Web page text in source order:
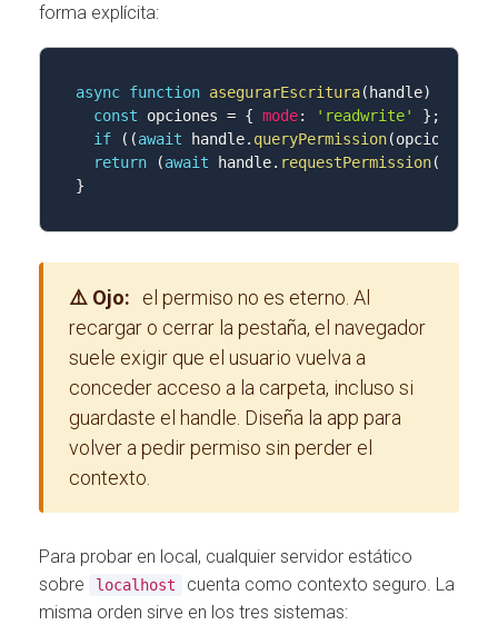
forma explícita:
async function asegurarEscritura( handle)
const opciones = { mode: 'readwrite' } ;
if
( (await handle. queryPermission(opciones
return
(await handle. requestPermission(
}
⚠️ Ojo:
el permiso no es eterno. Al
recargar o cerrar la pestaña, el navegador
suele exigir que el usuario vuelva a
conceder acceso a la carpeta, incluso si
guardaste el handle. Diseña la app para
volver a pedir permiso sin perder el
contexto.
Para probar en local, cualquier servidor estático
sobre
localhost
cuenta como contexto seguro. La
misma orden sirve en los tres sistemas: